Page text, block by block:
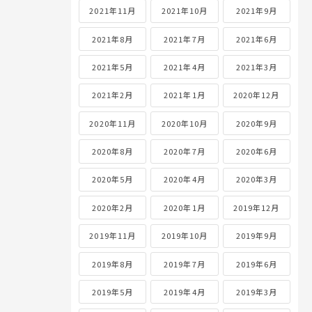
2021年11月 2021年10月 2021年9月
2021年8月 2021年7月 2021年6月
2021年5月 2021年4月 2021年3月
2021年2月 2021年1月 2020年12月
2020年11月 2020年10月 2020年9月
2020年8月 2020年7月 2020年6月
2020年5月 2020年4月 2020年3月
2020年2月 2020年1月 2019年12月
2019年11月 2019年10月 2019年9月
2019年8月 2019年7月 2019年6月
2019年5月 2019年4月 2019年3月